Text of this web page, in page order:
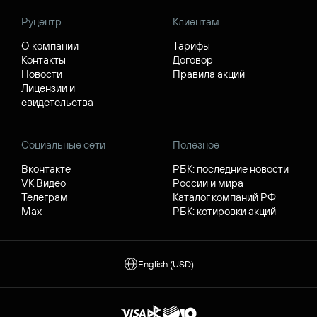
Руцентр
О компании
Контакты
Новости
Лицензии и
свидетельства
Клиентам
Тарифы
Договор
Правила акций
Социальные сети
Вконтакте
VK Видео
Телеграм
Max
Полезное
РБК: последние новости
России и мира
Каталог компаний РФ
РБК: котировки акций
English (USD)